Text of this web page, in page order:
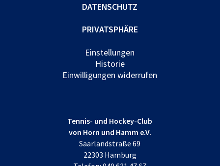
DATENSCHUTZ
PRIVATSPHÄRE
Einstellungen
Historie
Einwilligungen widerrufen
Tennis- und Hockey-Club
von Horn und Hamm e.V.
Saarlandstraße 69
22303 Hamburg